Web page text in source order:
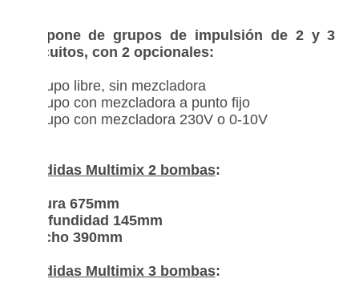
Dispone de grupos de impulsión de 2 y 3
circuitos, con 2 opcionales:
- grupo libre, sin mezcladora
- grupo con mezcladora a punto fijo
- grupo con mezcladora 230V o 0-10V
Medidas Multimix 2 bombas:
Altura 675mm
Profundidad 145mm
Ancho 390mm
Medidas Multimix 3 bombas: